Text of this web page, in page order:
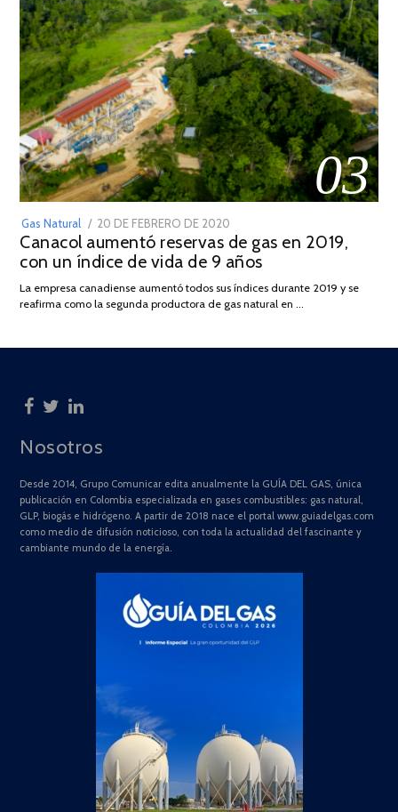
03
Gas Natural
POSTED
ON
20 DE FEBRERO DE 2020
DE
JULIO
2025
Canacol aumentó reservas de gas en 2019,
con un índice de vida de 9 años
La empresa canadiense aumentó todos sus índices durante 2019 y se
reafirma como la segunda productora de gas natural en …
Nosotros
Desde 2014, Grupo Comunicar edita anualmente la GUÍA DEL GAS, única
publicación en Colombia especializada en gases combustibles: gas natural,
GLP, biogás e hidrógeno. A partir de 2018 nace el portal www.guiadelgas.com
como medio de difusión noticioso, con toda la actualidad del fascinante y
cambiante mundo de la energía.